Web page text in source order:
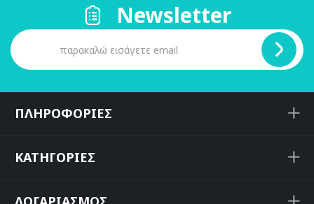
Newsletter
ΠΛΗΡΟΦΟΡΙΕΣ
ΚΑΤΗΓΟΡΙΕΣ